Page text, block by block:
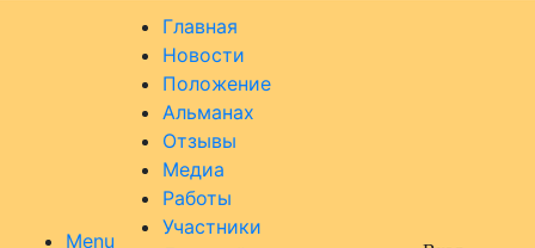
Menu
Главная
Новости
Положение
Альманах
Отзывы
Медиа
Работы
Участники